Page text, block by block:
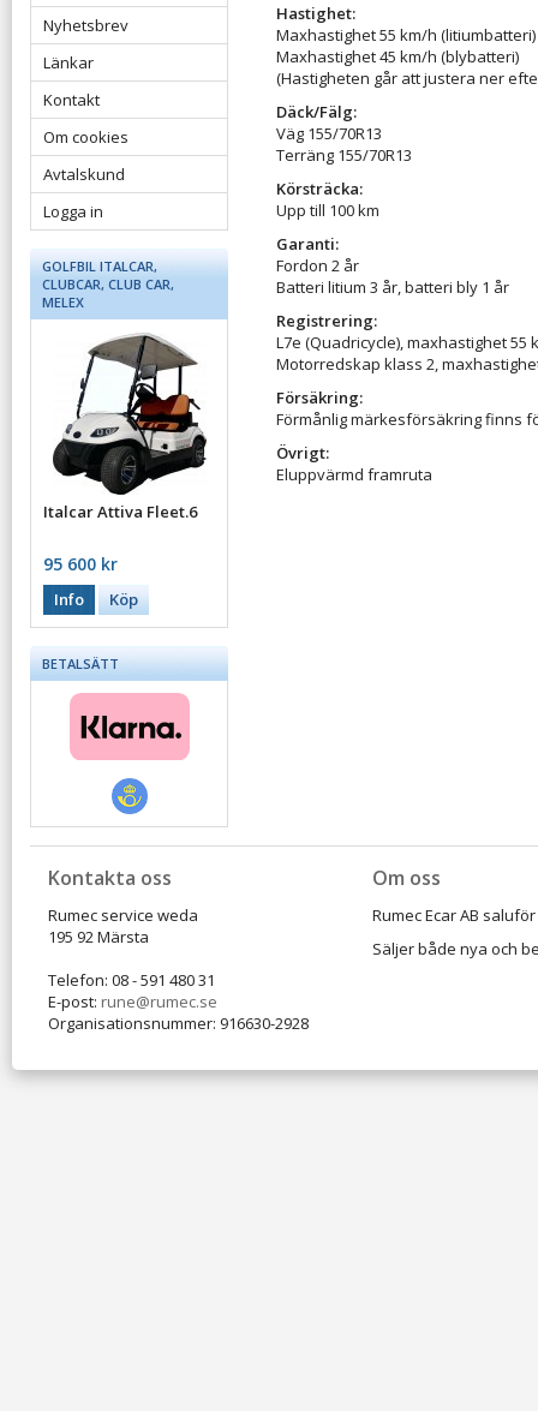
Nyhetsbrev
Länkar
Kontakt
Om cookies
Avtalskund
Logga in
GOLFBIL ITALCAR,
CLUBCAR, CLUB CAR,
MELEX
Italcar Attiva Fleet.6
95 600 kr
Info Köp
BETALSÄTT
Hastighet:
Maxhastighet 55 km/h (litiumbatteri)
Maxhastighet 45 km/h (blybatteri)
(Hastigheten går att justera ner
Däck/Fälg:
Väg 155/70R13
Terräng 155/70R13
Körsträcka:
Upp till 100 km
Garanti:
Fordon 2 år
Batteri litium 3 år, batteri bly 1 år
Registrering:
L7e (Quadricycle), maxhastighet 55
Motorredskap klass 2,
Försäkring:
Förmånlig märkesförsäkring finns
Övrigt:
Eluppvärmd framruta
Kontakta oss
Rumec service weda
195 92 Märsta
Telefon: 08 - 591 480 31
E-post: rune@rumec.se
Organisationsnummer: 916630-2928
Om oss
Rumec Ecar AB
Säljer både nya och